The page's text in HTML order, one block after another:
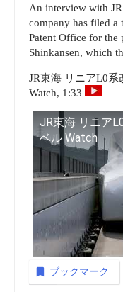
An interview with
company has filed a
Patent Office for the
Shinkansen, which
JR東海 リニアL0
Watch, 1:33
JR東海 リニア
ベル Watch
ブックマーク